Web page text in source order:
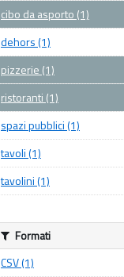
cibo da asporto (1)
dehors (1)
pizzerie (1)
ristoranti (1)
spazi pubblici (1)
tavoli (1)
tavolini (1)
Formati
CSV (1)